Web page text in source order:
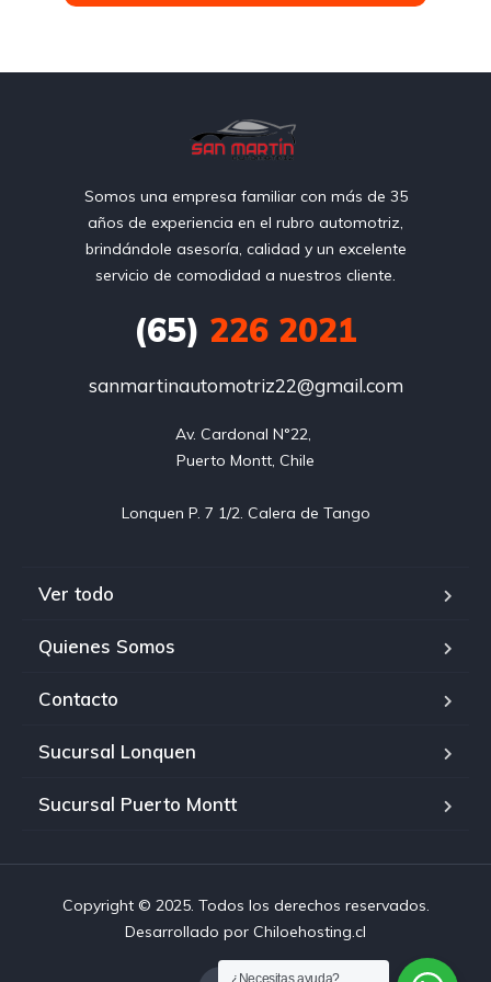
Somos una empresa familiar con más de 35
años de experiencia en el rubro automotriz,
brindándole asesoría, calidad y un excelente
servicio de comodidad a nuestros cliente.
(65) 226 2021
sanmartinautomotriz22@gmail.com
Av. Cardonal N°22,
Puerto Montt, Chile
Ver todo
Quienes Somos
Contacto
Sucursal Lonquen
Sucursal Puerto Montt
Copyright © 2025. Todos los derechos reservados.
Desarrollado por Chiloehosting.cl
¿Necesitas ayuda?